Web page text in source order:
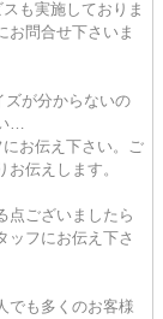
も実施しておりま
お問合せ下さいま
が分からないの
…
お伝え下さい。ご
伝えします。
点ございましたら
ッフにお伝え下さ
でも多くのお客様